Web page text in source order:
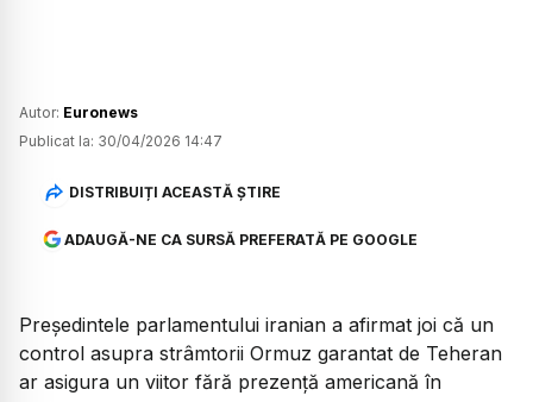
Autor: Euronews
Publicat la: 30/04/2026 14:47
DISTRIBUIȚI ACEASTĂ ȘTIRE
ADAUGĂ-NE CA SURSĂ PREFERATĂ PE GOOGLE
Președintele parlamentului iranian a afirmat joi că un
control asupra strâmtorii Ormuz garantat de Teheran
ar asigura un viitor fără prezență americană în